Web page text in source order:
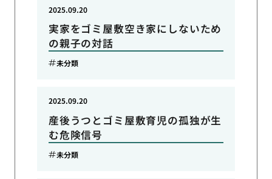
実家をゴミ屋敷空き家にしないため
の親子の対話
2025.09.20
未分類
産後うつとゴミ屋敷育児の孤独が生
む危険信号
2025.09.20
未分類